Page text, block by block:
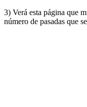
3) Verá esta página que
número de pasadas que